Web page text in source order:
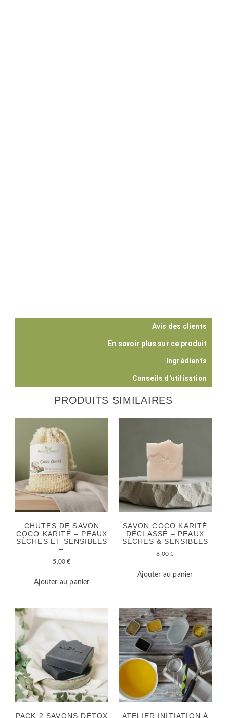
Avis des clients
En savoir plus sur ce produit
Ingrédients
Conseils d'utilisation
PRODUITS SIMILAIRES
CHUTES DE SAVON
COCO KARITÉ – PEAUX
SÈCHES ET SENSIBLES
–
5,00€
Ajouter au panier
SAVON COCO KARITÉ
DÉCLASSÉ – PEAUX
SÈCHES & SENSIBLES
6,00€
Ajouter au panier
PACK 2 SAVONS DÉTOX ATELIER INITIATION À